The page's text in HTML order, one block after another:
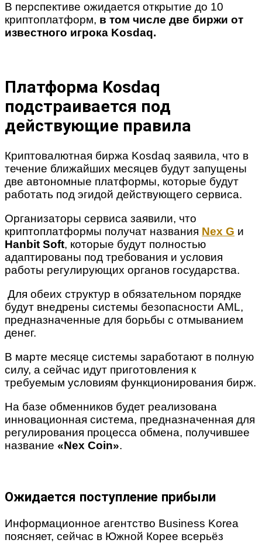
В перспективе ожидается открытие до 10
криптоплатформ, в том числе две биржи от
известного игрока Kosdaq.
Платформа Kosdaq
подстраивается под
действующие правила
Криптовалютная биржа Kosdaq заявила, что в
течение ближайших месяцев будут запущены
две автономные платформы, которые будут
работать под эгидой действующего сервиса.
Организаторы сервиса заявили, что
криптоплатформы получат названия Nex G и
Hanbit Soft, которые будут полностью
адаптированы под требования и условия
работы регулирующих органов государства.
Для обеих структур в обязательном порядке
будут внедрены системы безопасности AML,
предназначенные для борьбы с отмыванием
денег.
В марте месяце системы заработают в полную
силу, а сейчас идут приготовления к
требуемым условиям функционирования бирж.
На базе обменников будет реализована
инновационная система, предназначенная для
регулирования процесса обмена, получившее
название «Nex Coin».
Ожидается поступление прибыли
Информационное агентство Business Korea
поясняет, сейчас в Южной Корее всерьёз